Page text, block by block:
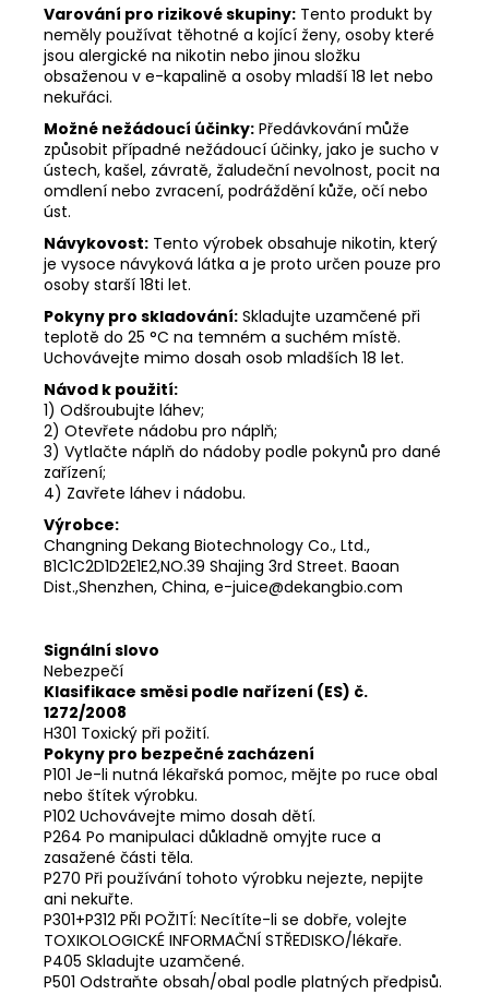
Varování pro rizikové skupiny: Tento produkt by
neměly používat těhotné a kojící ženy, osoby které
jsou alergické na nikotin nebo jinou složku
obsaženou v e-kapalině a osoby mladší 18 let nebo
nekuřáci.
Možné nežádoucí účinky: Předávkování může
způsobit případné nežádoucí účinky, jako je sucho v
ústech, kašel, závratě, žaludeční nevolnost, pocit na
omdlení nebo zvracení, podráždění kůže, očí nebo
úst.
Návykovost: Tento výrobek obsahuje nikotin, který
je vysoce návyková látka a je proto určen pouze pro
osoby starší 18ti let.
Pokyny pro skladování: Skladujte uzamčené při
teplotě do 25 °C na temném a suchém místě.
Uchovávejte mimo dosah osob mladších 18 let.
Návod k použití:
1) Odšroubujte láhev;
2) Otevřete nádobu pro náplň;
3) Vytlačte náplň do nádoby podle pokynů pro dané
zařízení;
4) Zavřete láhev i nádobu.
Výrobce:
Changning Dekang Biotechnology Co., Ltd.,
B1C1C2D1D2E1E2,NO.39 Shajing 3rd Street. Baoan
Dist.,Shenzhen, China, e-juice@dekangbio.com
Signální slovo
Nebezpečí
Klasifikace směsi podle nařízení (ES) č.
1272/2008
H301 Toxický při požití.
Pokyny pro bezpečné zacházení
P101 Je-li nutná lékařská pomoc, mějte po ruce obal
nebo štítek výrobku.
P102 Uchovávejte mimo dosah dětí.
P264 Po manipulaci důkladně omyjte ruce a
zasažené části těla.
P270 Při používání tohoto výrobku nejezte, nepijte
ani nekuřte.
P301+P312 PŘI POŽITÍ: Necítíte-li se dobře, volejte
TOXIKOLOGICKÉ INFORMAČNÍ STŘEDISKO/lékaře.
P405 Skladujte uzamčené.
P501 Odstraňte obsah/obal podle platných předpisů.